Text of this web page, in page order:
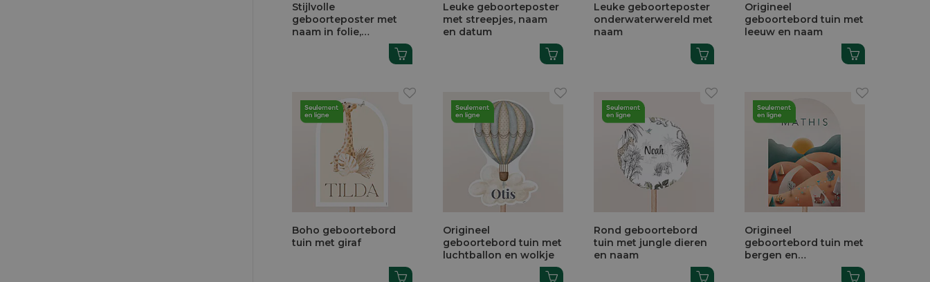
Stijlvolle
geboorteposter met
naam in folie,
bergtoppen en zon
Leuke geboorteposter
met streepjes, naam
en datum
Leuke geboorteposter
onderwaterwereld met
naam
Origineel
geboortebord tuin met
leeuw en naam
Boho geboortebord
tuin met giraf
Origineel
geboortebord tuin met
luchtballon en wolkje
Rond geboortebord
tuin met jungle dieren
en naam
Origineel
geboortebord tuin met
bergen en